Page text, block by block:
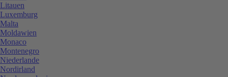
Litauen
Luxemburg
Malta
Moldawien
Monaco
Montenegro
Niederlande
Nordirland